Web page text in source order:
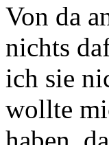
Von da
nichts
ich sie
wollte